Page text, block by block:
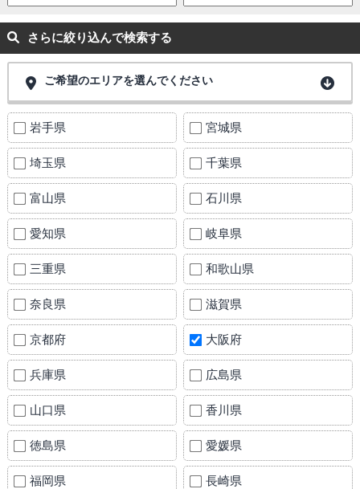
さらに絞り込んで検索する
ご希望のエリアを選んでください
岩手県 宮城県
埼玉県 千葉県
富山県 石川県
愛知県 岐阜県
三重県 和歌山県
奈良県 滋賀県
京都府 大阪府
兵庫県 広島県
山口県 香川県
徳島県 愛媛県
福岡県 長崎県